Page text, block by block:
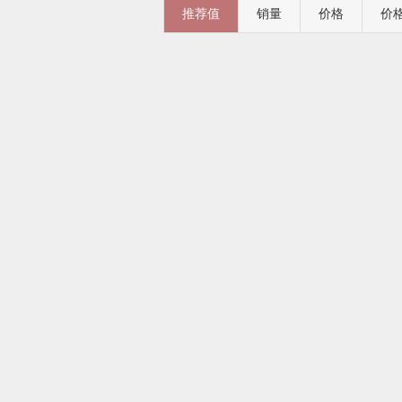
推荐值 销量 价格 价